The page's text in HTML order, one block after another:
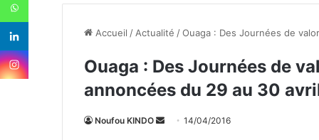
Accueil / Actualité /Ouaga : Des Journées de
Ouaga : Des Journées de
annoncées du 29 au 30
Noufou KINDO 14/04/2016